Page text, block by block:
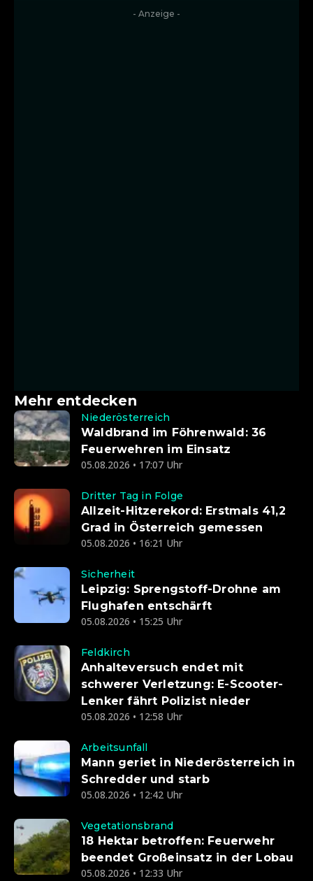
- Anzeige -
Mehr entdecken
Niederösterreich
Waldbrand im Föhrenwald: 36
Feuerwehren im Einsatz
05.08.2026 • 17:07 Uhr
Dritter Tag in Folge
Allzeit-Hitzerekord: Erstmals 41,2
Grad in Österreich gemessen
05.08.2026 • 16:21 Uhr
Sicherheit
Leipzig: Sprengstoff-Drohne am
Flughafen entschärft
05.08.2026 • 15:25 Uhr
Feldkirch
Anhalteversuch endet mit
schwerer Verletzung: E-Scooter-
Lenker fährt Polizist nieder
05.08.2026 • 12:58 Uhr
Arbeitsunfall
Mann geriet in Niederösterreich in
Schredder und starb
05.08.2026 • 12:42 Uhr
Vegetationsbrand
18 Hektar betroffen: Feuerwehr
beendet Großeinsatz in der Lobau
05.08.2026 • 12:33 Uhr